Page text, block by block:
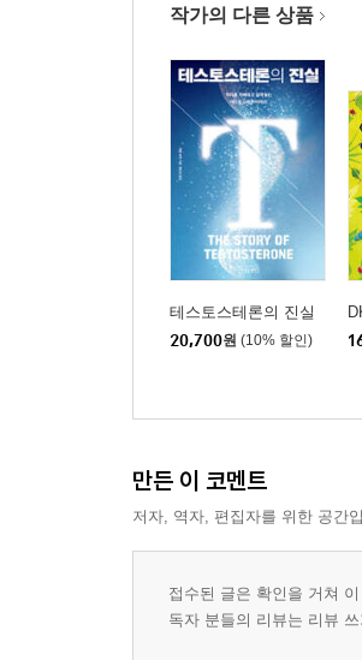
작가의 다른 상품
테스토스테론의 진실
20,700원 (10% 할인)
만든 이 코멘트
저자, 역자, 편집자를 위한 공간
접수된 글은 확인을 거쳐
독자 분들의 리뷰는 리뷰